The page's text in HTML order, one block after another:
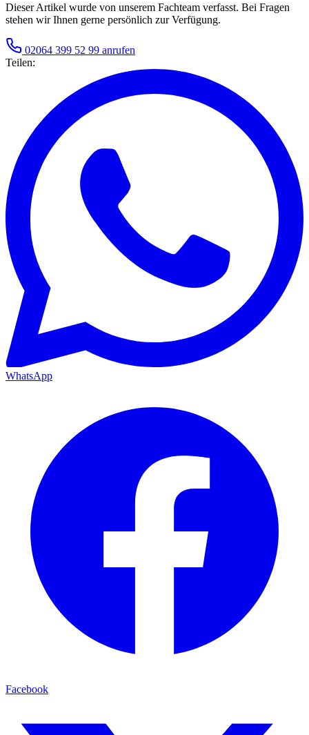
Dieser Artikel wurde von unserem Fachteam verfasst. Bei Fragen
stehen wir Ihnen gerne persönlich zur Verfügung.
02064 399 52 99 anrufen
Teilen:
WhatsApp
Facebook